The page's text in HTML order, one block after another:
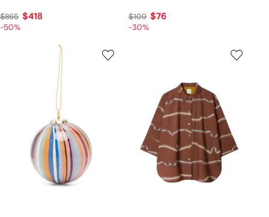
$865 $418
-50%
$109 $76
-30%